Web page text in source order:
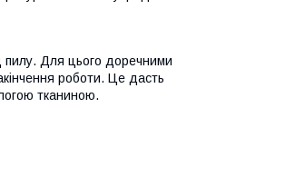
пилу. Для цього доречними
роботи. Це дасть
тканиною.